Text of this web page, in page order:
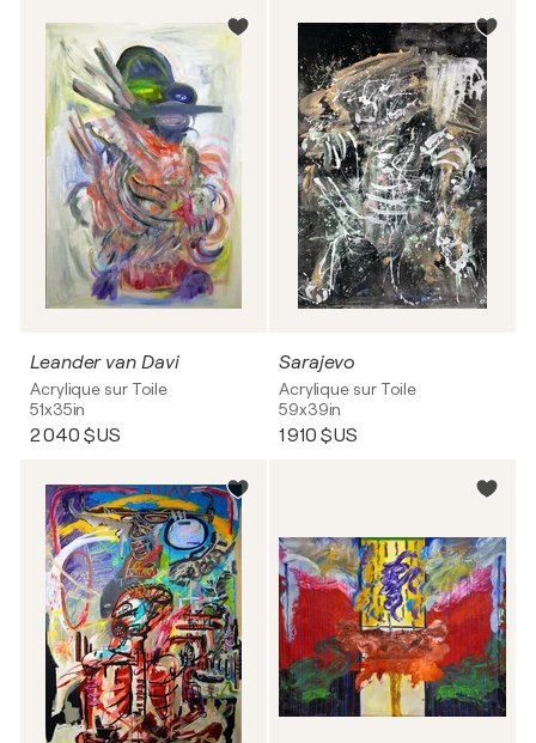
Leander van Davi
Acrylique sur Toile
51x35in
2 040 $US
Sarajevo
Acrylique sur Toile
59x39in
1 910 $US